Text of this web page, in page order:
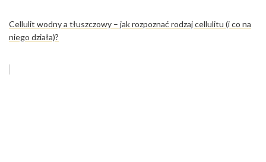
Cellulit wodny a tłuszczowy – jak rozpoznać rodzaj cellulitu (i co na
niego działa)?